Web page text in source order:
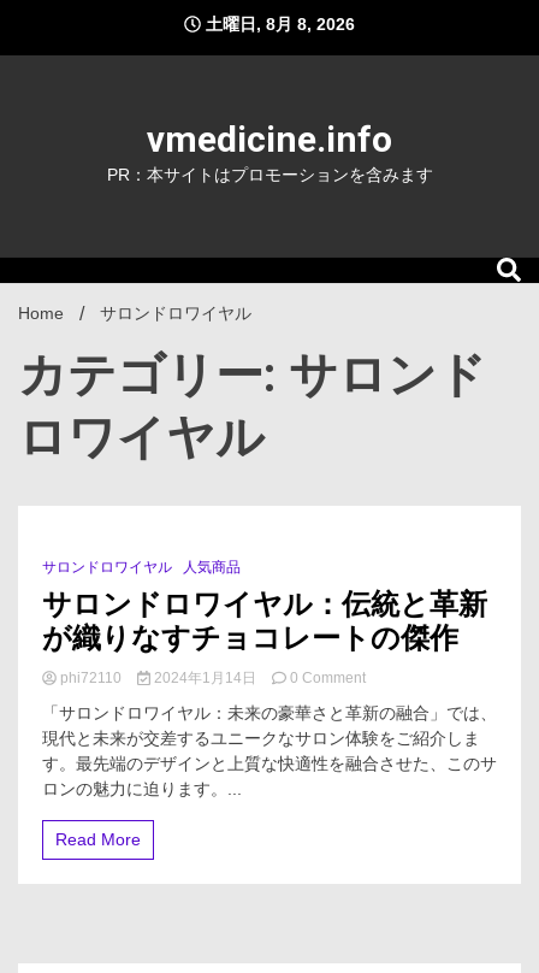
content
土曜日, 8月 8, 2026
vmedicine.info
PR：本サイトはプロモーションを含みます
Home サロンドロワイヤル
カテゴリー: サロンド
ロワイヤル
1 Minute
サロンドロワイヤル 人気商品
サロンドロワイヤル：伝統と革新
が織りなすチョコレートの傑作
phi72110 2024年1月14日 0 Commenton
ロ
ン
ド
「サロンドロワイヤル：未来の豪華さと革新の融合」では、
現代と未来が交差するユニークなサロン体験をご紹介しま
す。最先端のデザインと上質な快適性を融合させた、このサ
ロンの魅力に迫ります。...
Read More